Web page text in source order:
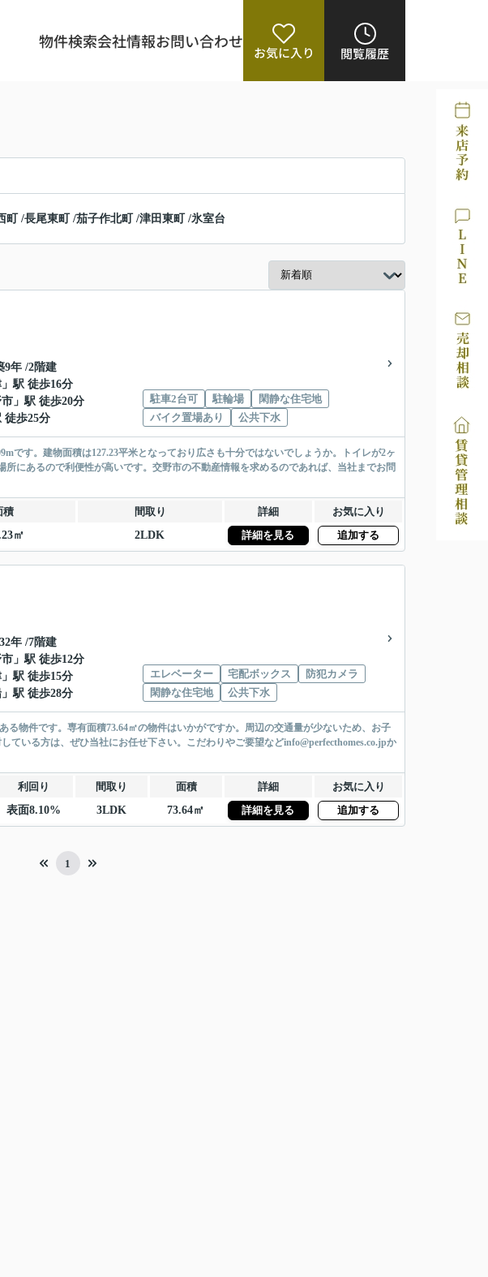
物件検索会社情報お問い合わせ
お気に入り 閲覧履歴
/長尾東町 /茄子作北町 /津田東町 /氷室台
9年 /2階建
」駅 徒歩16分
」駅 徒歩20分
徒歩25分
駐車2台可 駐輪場
閑静な住宅地
バイク置場あり
公共下水
です。建物面積は127.23平米となっており広さも十分ではないでしょうか。トイレが2ヶ
にあるので利便性が高いです。交野市の不動産情報を求めるのであれば、当社までお問
積 間取り 詳細 お気に入り
㎡ 2LDK 詳細を見る 追加する
年 /7階建
」駅 徒歩12分
」駅 徒歩15分
」駅 徒歩28分
エレベーター 宅配ボックス
防犯カメラ
閑静な住宅地
公共下水
る物件です。専有面積73.64㎡の物件はいかがですか。周辺の交通量が少ないため、お子
ている方は、ぜひ当社にお任せ下さい。こだわりやご要望などinfo@perfecthomes.co.jpか
利回り 間取り 面積 詳細
お気に入り
表面8.10% 3LDK 73.64㎡ 詳細を見る 追加する
1